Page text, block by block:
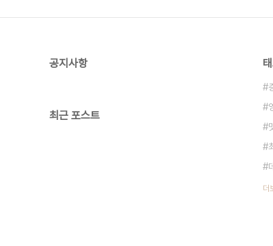
공지사항
최근 포스트
더